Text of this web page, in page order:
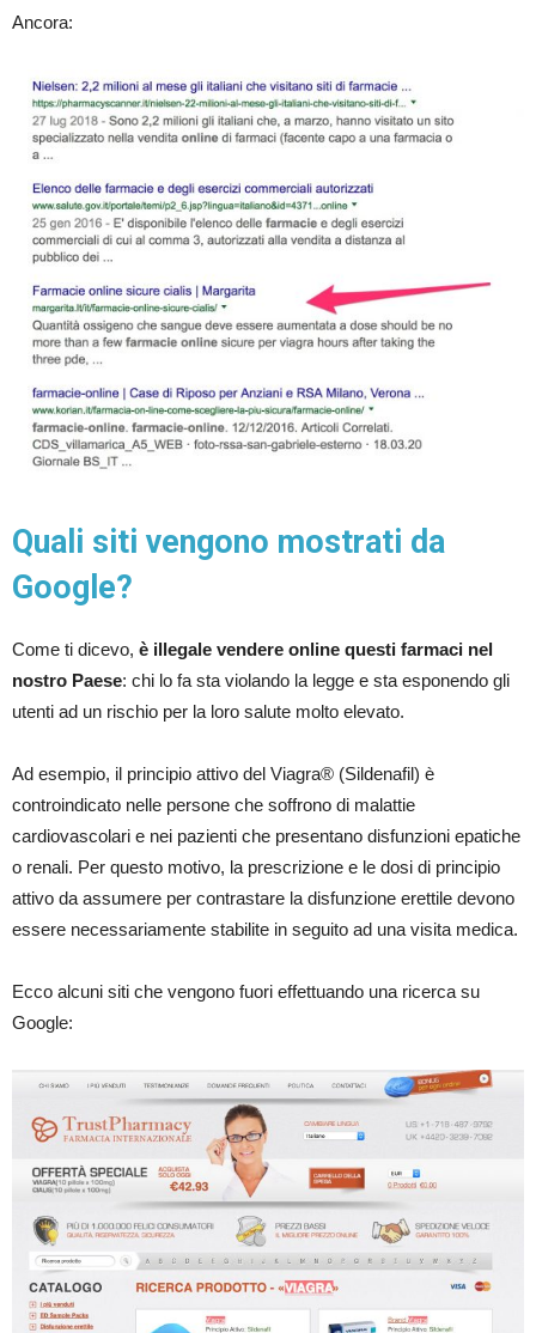
Ancora:
Quali siti vengono mostrati da
Google?
Come ti dicevo, è illegale vendere online questi farmaci nel
nostro Paese: chi lo fa sta violando la legge e sta esponendo gli
utenti ad un rischio per la loro salute molto elevato.
Ad esempio, il principio attivo del Viagra® (Sildenafil) è
controindicato nelle persone che soffrono di malattie
cardiovascolari e nei pazienti che presentano disfunzioni epatiche
o renali. Per questo motivo, la prescrizione e le dosi di principio
attivo da assumere per contrastare la disfunzione erettile devono
essere necessariamente stabilite in seguito ad una visita medica.
Ecco alcuni siti che vengono fuori effettuando una ricerca su
Google: